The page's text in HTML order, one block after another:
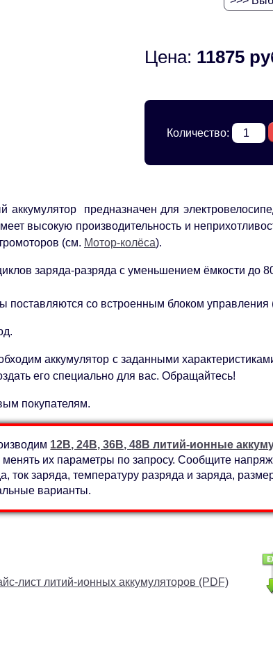
Цена: 11875
Количество:
аккумулятор предназначен для
высокую производительность и
(см. Мотор-колёса).
заряда-разряда с уменьшением ёмкости до
поставляются со встроенным блоком управления
аккумулятор с заданными
его специально для вас. Обращайтесь!
покупателям.
12В, 24В, 36В, 48В литий-ионные
их параметры по запросу. Сообщите
ток заряда, температуру разряда и заряда,
варианты.
лист литий-ионных аккумуляторов (PDF)